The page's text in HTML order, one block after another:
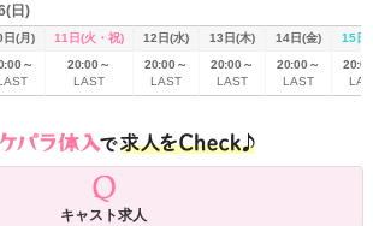
1,000円だから、飲みがてら練習するのにもってこい
の会話を楽しんでって感じで、時間なんてあっという
蔵境周辺にお住まいの方、中央線沿線にお住まいの
に寄ってみて、D-BARの楽しさ、居心地の良さを感じ
日)
日(月) 11日(火・祝) 12日(水) 13日(木) 14日(金)
15日
～
20:00～
LAST
20:00～
LAST
20:00～
LAST
20:00～
LAST
キャスト求人